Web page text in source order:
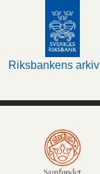
Riksbankens arkiv